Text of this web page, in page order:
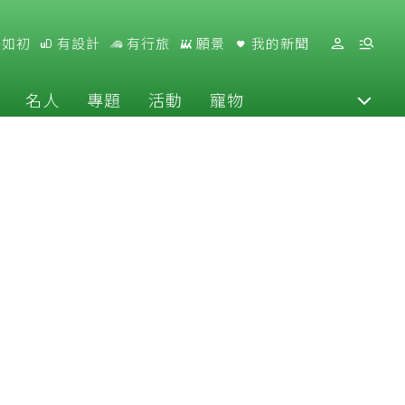
初 有設計 有行旅 願景 我的新聞
名人 專題 活動 寵物